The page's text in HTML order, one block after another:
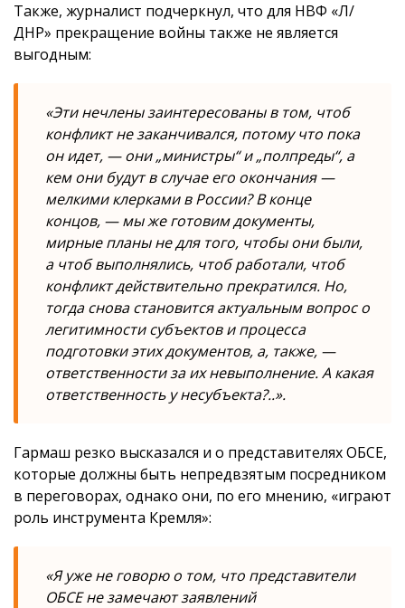
Также, журналист подчеркнул, что для НВФ «Л/
ДНР» прекращение войны также не является
выгодным:
«Эти нечлены заинтересованы в том, чтоб
конфликт не заканчивался, потому что пока
он идет, — они „министры“ и „полпреды“, а
кем они будут в случае его окончания —
мелкими клерками в России? В конце
концов, — мы же готовим документы,
мирные планы не для того, чтобы они были,
а чтоб выполнялись, чтоб работали, чтоб
конфликт действительно прекратился. Но,
тогда снова становится актуальным вопрос о
легитимности субъектов и процесса
подготовки этих документов, а, также, —
ответственности за их невыполнение. А какая
ответственность у несубъекта?..».
Гармаш резко высказался и о представителях ОБСЕ,
которые должны быть непредвзятым посредником
в переговорах, однако они, по его мнению, «играют
роль инструмента Кремля»:
«Я уже не говорю о том, что представители
ОБСЕ не замечают заявлений